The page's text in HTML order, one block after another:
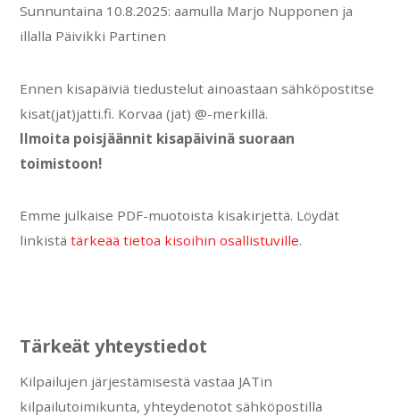
Sunnuntaina 10.8.2025: aamulla Marjo Nupponen ja
illalla Päivikki Partinen
Ennen kisapäiviä tiedustelut ainoastaan sähköpostitse
kisat(jat)jatti.fi. Korvaa (jat) @-merkillä.
Ilmoita poisjäännit kisapäivinä suoraan
toimistoon!
Emme julkaise PDF-muotoista kisakirjettä. Löydät
linkistätärkeää tietoa kisoihin osallistuville.
Tärkeät yhteystiedot
Kilpailujen järjestämisestä vastaa JATin
kilpailutoimikunta, yhteydenotot sähköpostilla